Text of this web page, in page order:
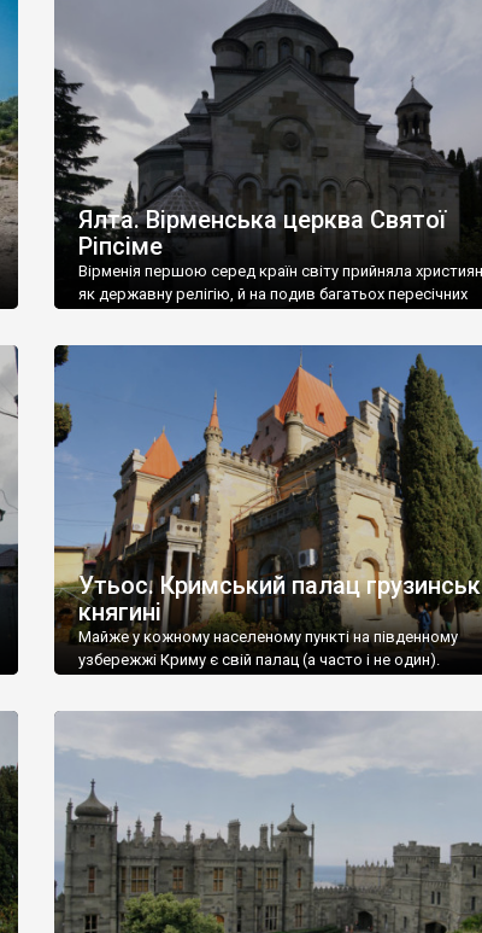
називаються «повстяками» (postaki)…” “Вино. Крим
виробляє відмінне вино і його вдосталь: воно все
легке біле і дуже […]
Ялта. Вірменська церква Святої
Ріпсіме
Вірменія першою серед країн світу прийняла
як державну релігію, й на подив багатьох пересічних
Утьос. Кримський палац
княгині
Майже у кожному населеному пункті на південному
узбережжі Криму є свій палац (а часто і не один).